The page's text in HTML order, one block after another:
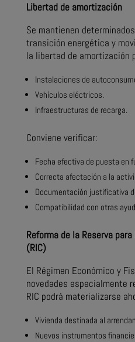
Libertad de amortización
Se mantienen
transición energética y
la libertad de amortización
Instalaciones de
Vehículos eléctricos.
Infraestructuras de recarga.
Conviene verificar:
Fecha efectiva de puesta en
Correcta afectación a la
Documentación justificativa
Compatibilidad con otras
Reforma de la Reserva
(RIC)
El Régimen Económico y
novedades especialmente
RIC podrá materializarse
Vivienda destinada al
Nuevos instrumentos